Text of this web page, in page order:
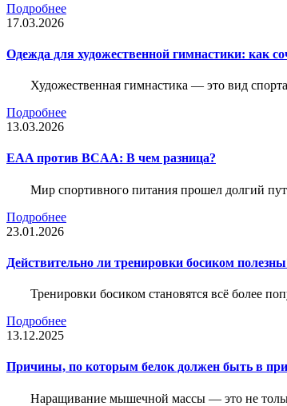
Подробнее
17.03.2026
Одежда для художественной гимнастики: как
Художественная гимнастика — это вид
Подробнее
13.03.2026
EAA против BCAA: В чем разница?
Мир спортивного питания прошел долгий
Подробнее
23.01.2026
Действительно ли тренировки босиком
Тренировки босиком становятся всё более
Подробнее
13.12.2025
Причины, по которым белок должен быть в
Наращивание мышечной массы — это не